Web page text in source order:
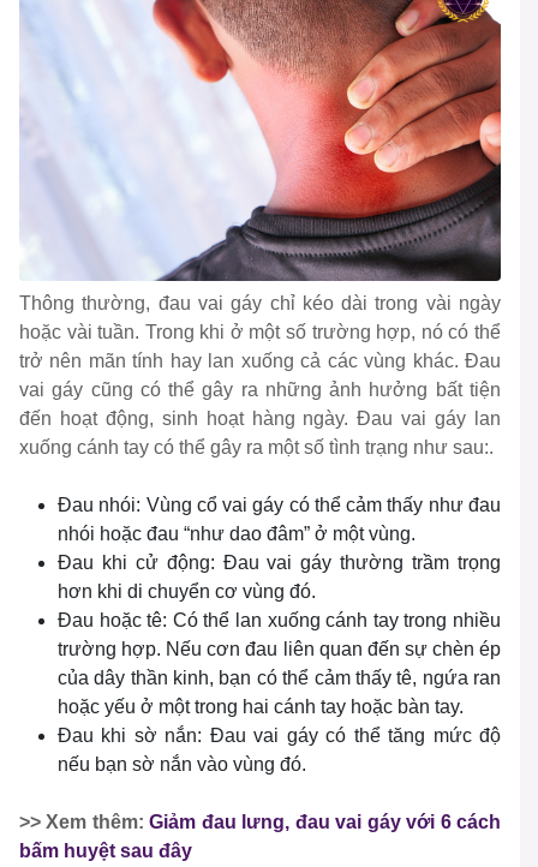
Thông thường, đau vai gáy chỉ kéo dài trong vài ngày
hoặc vài tuần. Trong khi ở một số trường hợp, nó có thể
trở nên mãn tính hay lan xuống cả các vùng khác. Đau
vai gáy cũng có thể gây ra những ảnh hưởng bất tiện
đến hoạt động, sinh hoạt hàng ngày. Đau vai gáy lan
xuống cánh tay có thể gây ra một số tình trạng như sau:.
Đau nhói: Vùng cổ vai gáy có thể cảm thấy như đau
nhói hoặc đau “như dao đâm” ở một vùng.
Đau khi cử động: Đau vai gáy thường trầm trọng
hơn khi di chuyển cơ vùng đó.
Đau hoặc tê: Có thể lan xuống cánh tay trong nhiều
trường hợp. Nếu cơn đau liên quan đến sự chèn ép
của dây thần kinh, bạn có thể cảm thấy tê, ngứa ran
hoặc yếu ở một trong hai cánh tay hoặc bàn tay.
Đau khi sờ nắn: Đau vai gáy có thể tăng mức độ
nếu bạn sờ nắn vào vùng đó.
>> Xem thêm:Giảm đau lưng, đau vai gáy với 6 cách
bấm huyệt sau đây